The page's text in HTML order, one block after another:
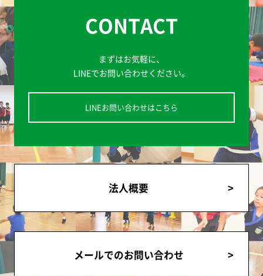
CONTACT
まずはお気軽に、
LINEでお問い合わせください。
LINEお問い合わせはこちら
法人概要
メールでのお問い合わせ